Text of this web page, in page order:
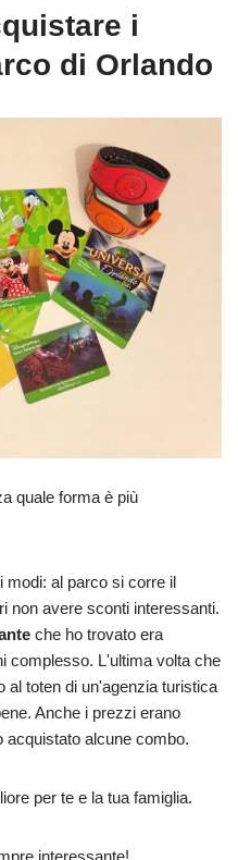
i
di Orlando
quale forma è più
modi: al parco si corre il
non avere sconti interessanti.
che ho trovato era
complesso. L'ultima volta che
al toten di un'agenzia turistica
Anche i prezzi erano
acquistato alcune combo.
per te e la tua famiglia.